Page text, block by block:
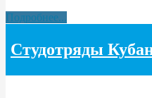
Подробнее...
Студотряды